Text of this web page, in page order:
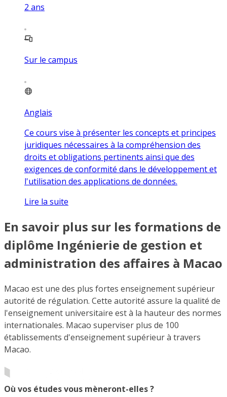
2 ans
Sur le campus
Anglais
Ce cours vise à présenter les concepts et principes
juridiques nécessaires à la compréhension des
droits et obligations pertinents ainsi que des
exigences de conformité dans le développement et
l'utilisation des applications de données.
Lire la suite
En savoir plus sur les formations de
diplôme Ingénierie de gestion et
administration des affaires à Macao
Macao est une des plus fortes enseignement supérieur
autorité de régulation. Cette autorité assure la qualité de
l'enseignement universitaire est à la hauteur des normes
internationales. Macao superviser plus de 100
établissements d'enseignement supérieur à travers
Macao.
Où vos études vous mèneront-elles ?